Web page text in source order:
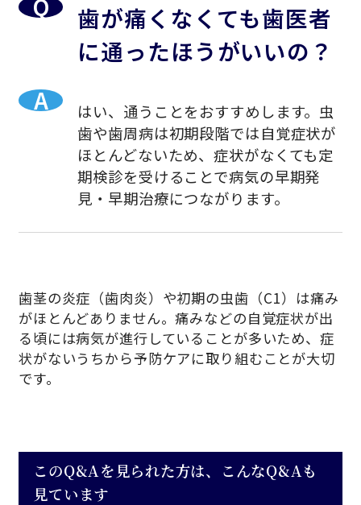
歯が痛くなくても歯医者
に通ったほうがいいの？
はい、通うことをおすすめします。虫
歯や歯周病は初期段階では自覚症状が
ほとんどないため、症状がなくても定
期検診を受けることで病気の早期発
見・早期治療につながります。
歯茎の炎症（歯肉炎）や初期の虫歯（C1）は痛み
がほとんどありません。痛みなどの自覚症状が出
る頃には病気が進行していることが多いため、症
状がないうちから予防ケアに取り組むことが大切
です。
このQ&Aを見られた方は、こんなQ&Aも
見ています